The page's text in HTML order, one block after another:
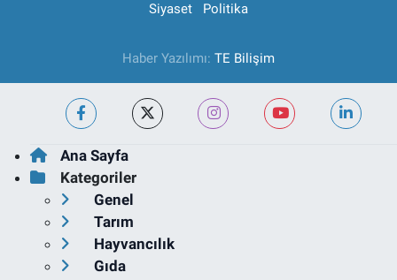
Siyaset
Politika
Haber Yazılımı: TE Bilişim
Ana Sayfa
Kategoriler
Genel
Tarım
Hayvancılık
Gıda